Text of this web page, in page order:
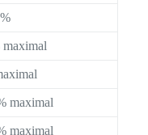
maximal
maximal
maximal